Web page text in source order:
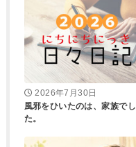
2026年7月30日
風邪をひいたのは、家族でし
た。